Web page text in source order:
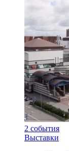
2 события
Выставки